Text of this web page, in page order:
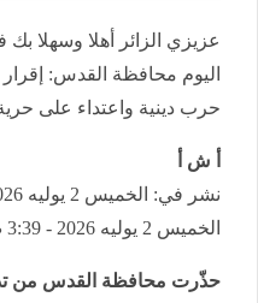
عزيزي الزائر أهلا وسهلا
اليوم محافظة القدس: إقرار
حرب دينية واعتداء على حرية
أ ش أ
الخميس 2 يوليه 2026 - 3:39 ص
حذّرت محافظة القدس من